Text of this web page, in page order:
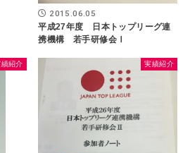
2015.06.05
平成27年度 日本トップリーグ連
携機構 若手研修会Ⅰ
紹介 実績紹介